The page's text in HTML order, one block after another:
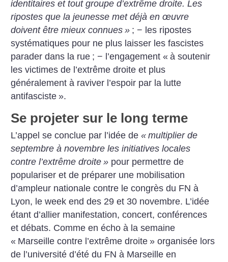
identitaires et tout groupe d’extrême droite. Les
ripostes que la jeunesse met déjà en œuvre
doivent être mieux connues » ; − les ripostes
systématiques pour ne plus laisser les fascistes
parader dans la rue ; − l’engagement « à soutenir
les victimes de l’extrême droite et plus
généralement à raviver l’espoir par la lutte
antifasciste ».
Se projeter sur le long terme
L’appel se conclue par l’idée de« multiplier de
septembre à novembre les initiatives locales
contre l’extrême droite » pour permettre de
populariser et de préparer une mobilisation
d’ampleur nationale contre le congrès du FN à
Lyon, le week end des 29 et 30 novembre. L’idée
étant d’allier manifestation, concert, conférences
et débats. Comme en écho à la semaine
« Marseille contre l’extrême ­­droite » organisée lors
de l’université d’été du FN à Marseille en